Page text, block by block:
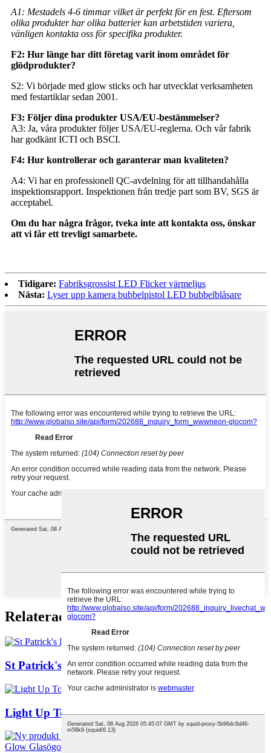
A1: Mestadels 4-6 timmar vilket är perfekt för en fest. Eftersom
olika produkter har olika batterier kan arbetstiden variera,
vänligen kontakta oss för specifika produkter.
F2: Hur länge har ditt företag varit inom området för
glödprodukter?
S2: Vi började med glow sticks och har utvecklat verksamheten
med festartiklar sedan 2001.
F3: Följer dina produkter USA/EU-bestämmelser?
A3: Ja, våra produkter följer USA/EU-reglerna. Och vår fabrik
har godkänt ICTI och BSCI.
F4: Hur kontrollerar och garanterar man kvaliteten?
A4: Vi har en professionell QC-avdelning för att tillhandahålla
inspektionsrapport. Inspektionen från tredje part som BV, SGS är
acceptabel.
Om du har några frågor, tveka inte att kontakta oss, önskar
att vi får ett trevligt samarbete.
Tidigare: Fabriksgrossist LED Flicker värmeljus
Nästa: Lyser upp kamera bubbelpistol LED bubbelblåsare
Relaterade produkter
St Patrick's Day Blinkande LED Fedora Hatt
Light Up Toys Färgglad LED-blinkring för barn